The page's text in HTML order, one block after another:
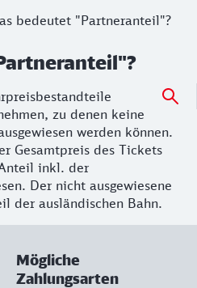
bedeutet "Partneranteil"?
zu denen keine
werden können.
Gesamtpreis des Tickets
inkl. der
Der nicht ausgewiesene
der ausländischen Bahn.
Mögliche
Zahlungsarten